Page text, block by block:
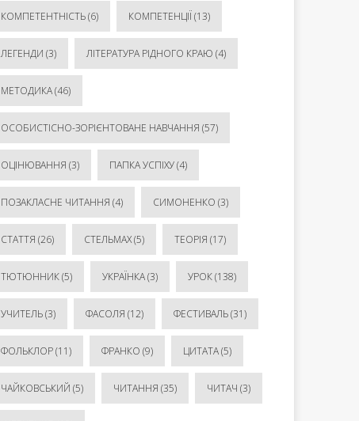
КОМПЕТЕНТНІСТЬ(6) КОМПЕТЕНЦІЇ (13)
ЛЕГЕНДИ (3) ЛІТЕРАТУРА РІДНОГО КРАЮ (4)
МЕТОДИКА(46)
ОСОБИСТІСНО-ЗОРІЄНТОВАНЕ НАВЧАННЯ (57)
ОЦІНЮВАННЯ (3) ПАПКА УСПІХУ(4)
ПОЗАКЛАСНЕ ЧИТАННЯ (4) СИМОНЕНКО (3)
СТАТТЯ (26) СТЕЛЬМАХ(5) ТЕОРІЯ (17)
ТЮТЮННИК(5) УКРАЇНКА(3) УРОК(138)
УЧИТЕЛЬ(3) ФАСОЛЯ (12) ФЕСТИВАЛЬ(31)
ФОЛЬКЛОР(11) ФРАНКО (9) ЦИТАТА(5)
ЧАЙКОВСЬКИЙ (5) ЧИТАННЯ (35) ЧИТАЧ (3)